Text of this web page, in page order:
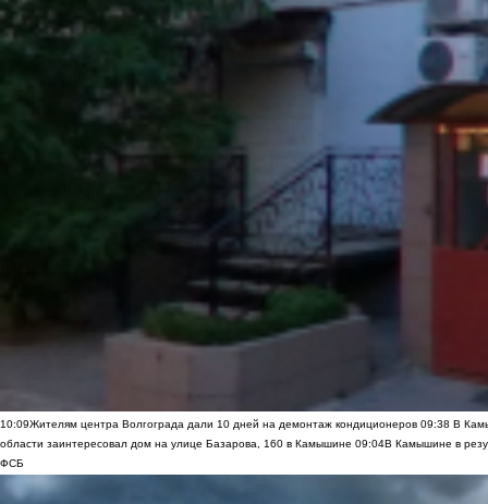
10:09Жителям центра Волгограда дали 10 дней на демонтаж кондиционеров 09:38 В
области заинтересовал дом на улице Базарова, 160 в Камышине 09:04В Камышине в
ФСБ